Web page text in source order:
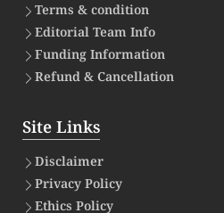
Terms & condition
Editorial Team Info
Funding Information
Refund & Cancellation
Site Links
Disclaimer
Privacy Policy
Ethics Policy